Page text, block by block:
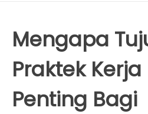
Mengapa
Praktek
Penting Bagi